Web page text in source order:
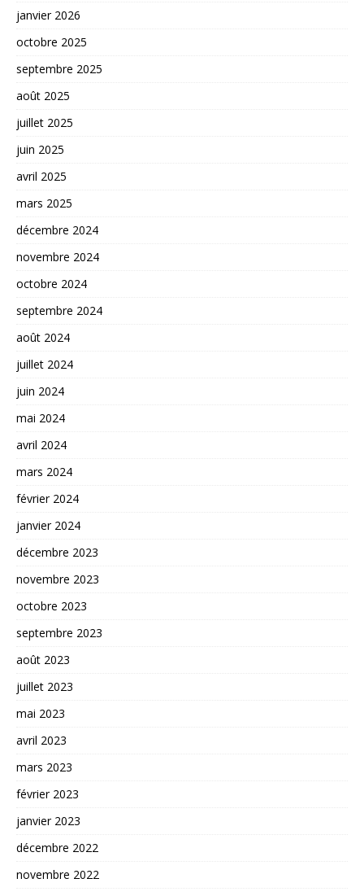
janvier 2026
octobre 2025
septembre 2025
août 2025
juillet 2025
juin 2025
avril 2025
mars 2025
décembre 2024
novembre 2024
octobre 2024
septembre 2024
août 2024
juillet 2024
juin 2024
mai 2024
avril 2024
mars 2024
février 2024
janvier 2024
décembre 2023
novembre 2023
octobre 2023
septembre 2023
août 2023
juillet 2023
mai 2023
avril 2023
mars 2023
février 2023
janvier 2023
décembre 2022
novembre 2022